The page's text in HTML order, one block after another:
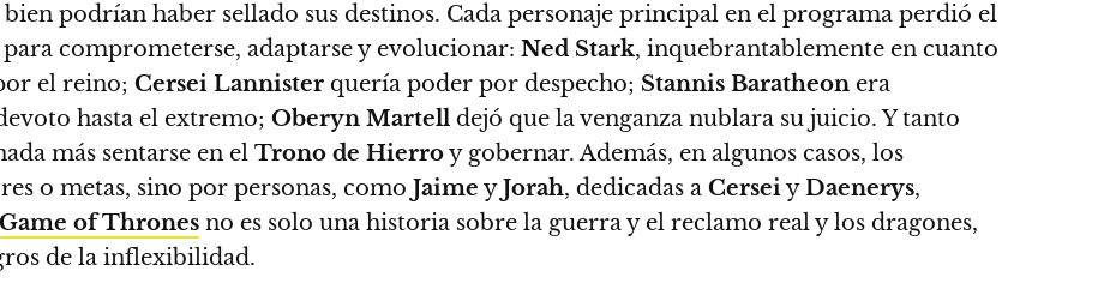
bien podrían haber sellado sus destinos. Cada personaje principal en el programa perdió el
comprometerse, adaptarse y evolucionar: Ned Stark, inquebrantablemente en cuanto
el reino; Cersei Lannister quería poder por despecho; Stannis Baratheon era
hasta el extremo; Oberyn Martell dejó que la venganza nublara su juicio. Y tanto
más sentarse en el Trono de Hierroy gobernar. Además, en algunos casos, los
o metas, sino por personas, como Jaime yJorah, dedicadas a CerseiyDaenerys,
Game of Thrones no es solo una historia sobre la guerra y el reclamo real y los dragones,
de la inflexibilidad.